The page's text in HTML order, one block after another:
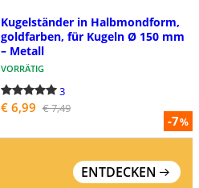
-7%
Kugelständer in Halbmondform,
goldfarben, für Kugeln Ø 150 mm
– Metall
VORRÄTIG
3
€ 6,99 € 7,49
ENTDECKEN